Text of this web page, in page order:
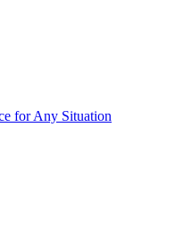
for Any Situation